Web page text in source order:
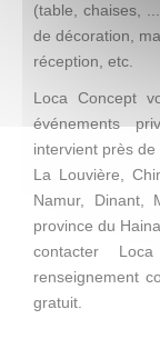
(table, chaises,
de décoration,
réception, etc.
Loca Concept
événements
intervient près
La Louvière,
Namur, Dinant,
province du
contacter
renseignement
gratuit.